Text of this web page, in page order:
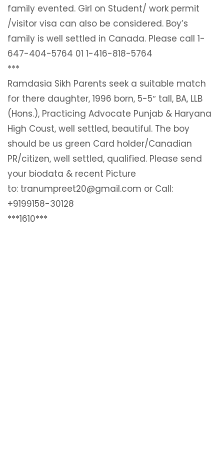
family evented. Girl on Student/ work permit
/visitor visa can also be considered. Boy’s
family is well settled in Canada. Please call 1-
647-404-5764 01 1-416-818-5764
***
Ramdasia Sikh Parents seek a suitable match
for there daughter, 1996 born, 5-5″ tall, BA, LLB
(Hons.), Practicing Advocate Punjab & Haryana
High Coust, well settled, beautiful. The boy
should be us green Card holder/Canadian
PR/citizen, well settled, qualified. Please send
your biodata & recent Picture
to: tranumpreet20@gmail.com or Call:
+9199158-30128
***1610***